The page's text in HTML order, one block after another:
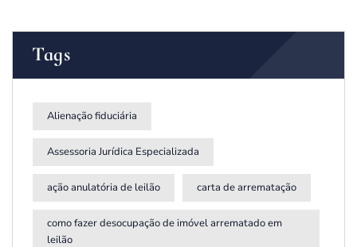
Tags
Alienação fiduciária
Assessoria Jurídica Especializada
ação anulatória de leilão carta de arrematação
como fazer desocupação de imóvel arrematado em
leilão